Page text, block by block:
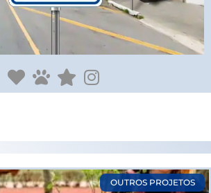
OUTROS PROJETOS
Page PagePagePage